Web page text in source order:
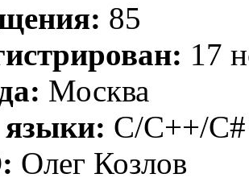
85
17
Москва
языки: C/C++/C#
Олег Козлов